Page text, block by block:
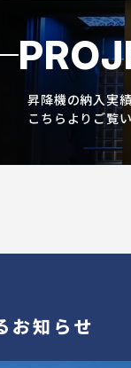
昇降機の納入実
こちらよりご覧
お知らせ